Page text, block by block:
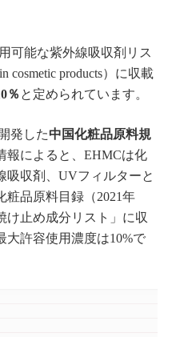
可能な紫外線吸収剤リス
cosmetic products）に収載
％ と定められています。
発した中国化粧品原料規
報によると、EHMCは化
吸収剤、UVフィルターと
粧品原料目録（2021年
け止め成分リスト」に収
大許容使用濃度は10%で